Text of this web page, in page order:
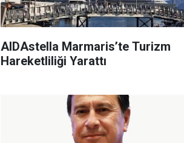
AIDAstella Marmaris’te Turizm
Hareketliliği Yarattı